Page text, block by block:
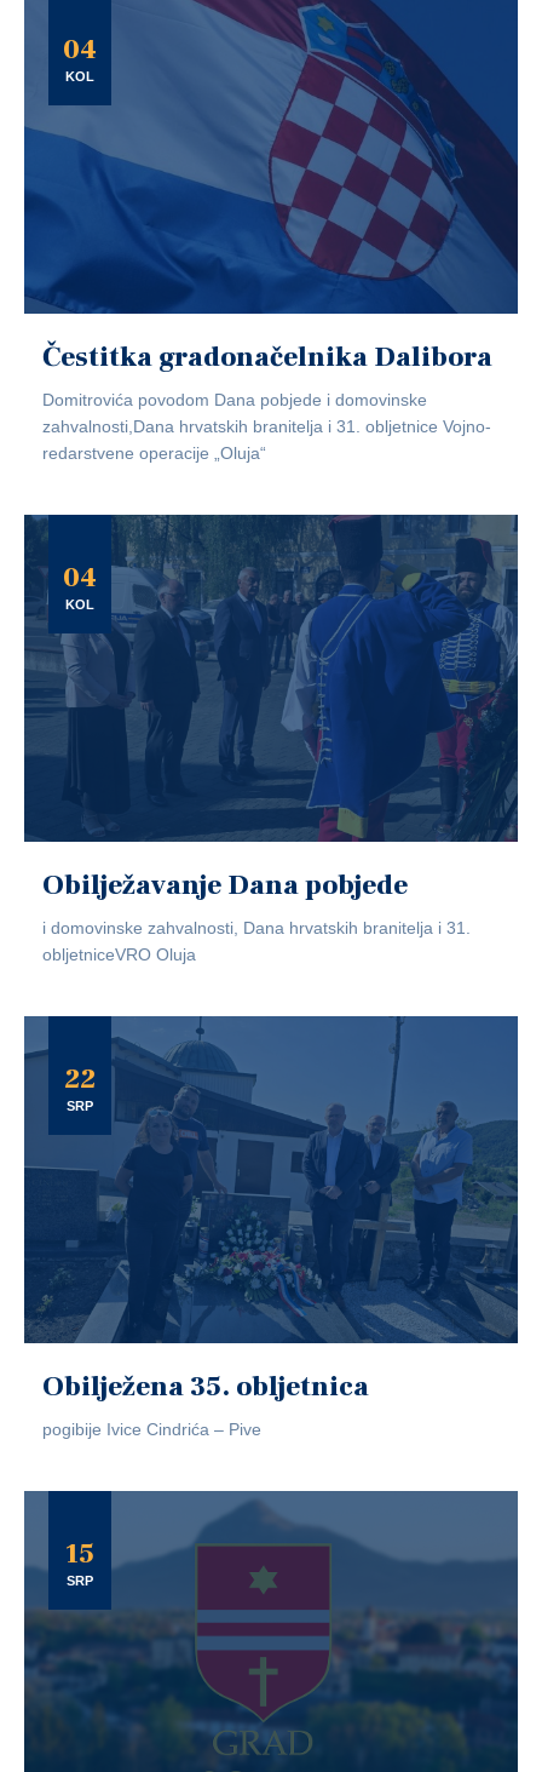
04
KOL
Čestitka gradonačelnika Dalibora
Domitrovića povodom Dana pobjede i domovinske
zahvalnosti,Dana hrvatskih branitelja i 31. obljetnice Vojno-
redarstvene operacije „Oluja“
04
KOL
Obilježavanje Dana pobjede
i domovinske zahvalnosti, Dana hrvatskih branitelja i 31.
obljetniceVRO Oluja
22
SRP
Obilježena 35. obljetnica
pogibije Ivice Cindrića – Pive
15
SRP